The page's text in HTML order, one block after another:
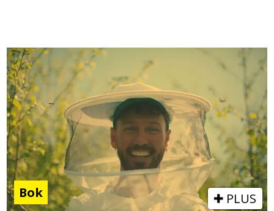
Bok PLUS